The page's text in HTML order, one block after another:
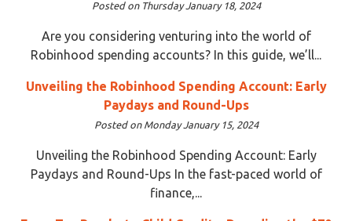
Posted on Thursday January 18, 2024
Are you considering venturing into the world of
Robinhood spending accounts? In this guide, we’ll...
Unveiling the Robinhood Spending Account: Early
Paydays and Round-Ups
Posted on Monday January 15, 2024
Unveiling the Robinhood Spending Account: Early
Paydays and Round-Ups In the fast-paced world of
finance,...